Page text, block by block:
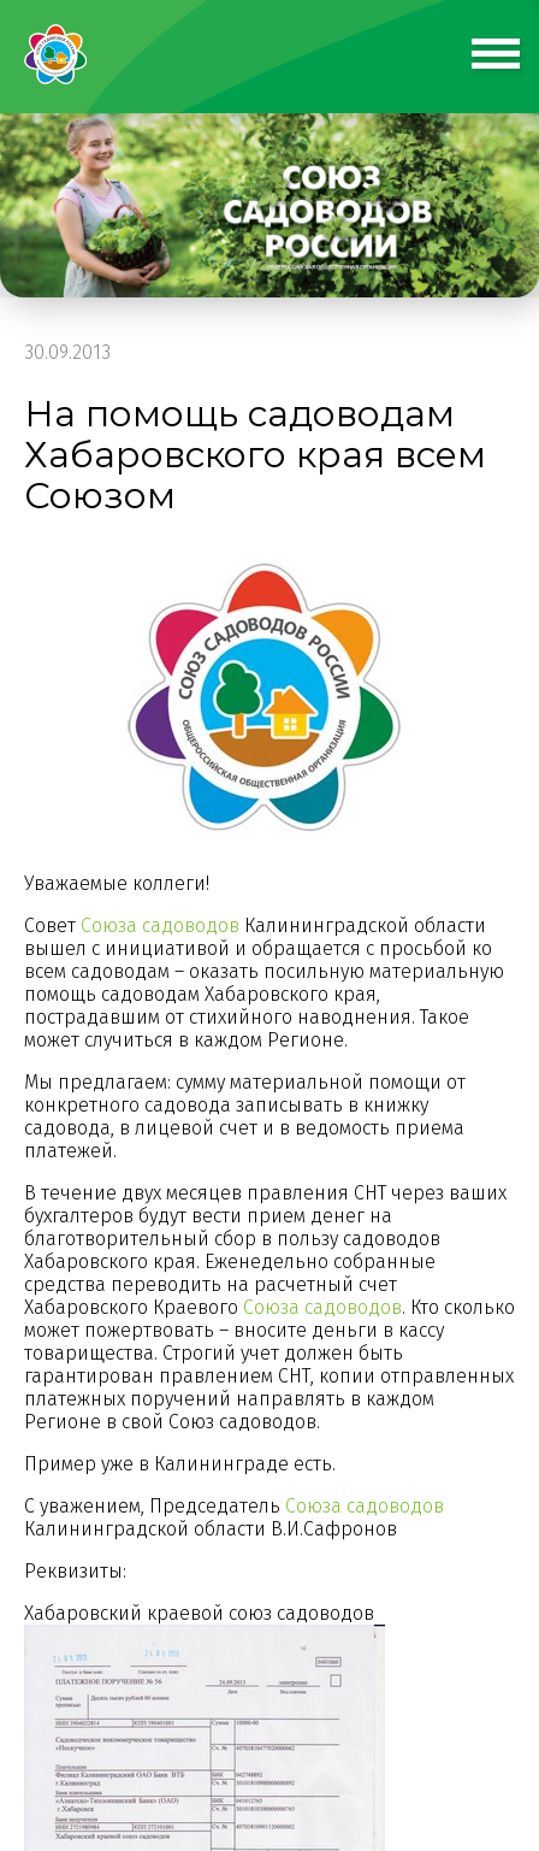
30.09.2013
На помощь садоводам
Хабаровского края всем
Союзом
Уважаемые коллеги!
Совет Союза садоводов Калининградской области
вышел с инициативой и обращается с просьбой ко
всем садоводам – оказать посильную материальную
помощь садоводам Хабаровского края,
пострадавшим от стихийного наводнения. Такое
может случиться в каждом Регионе.
Мы предлагаем: сумму материальной помощи от
конкретного садовода записывать в книжку
садовода, в лицевой счет и в ведомость приема
платежей.
В течение двух месяцев правления СНТ через ваших
бухгалтеров будут вести прием денег на
благотворительный сбор в пользу садоводов
Хабаровского края. Еженедельно собранные
средства переводить на расчетный счет
Хабаровского Краевого Союза садоводов. Кто сколько
может пожертвовать – вносите деньги в кассу
товарищества. Строгий учет должен быть
гарантирован правлением СНТ, копии отправленных
платежных поручений направлять в каждом
Регионе в свой Союз садоводов.
Пример уже в Калининграде есть.
С уважением, Председатель Союза садоводов
Калининградской области В.И.Сафронов
Реквизиты:
Хабаровский краевой союз садоводов